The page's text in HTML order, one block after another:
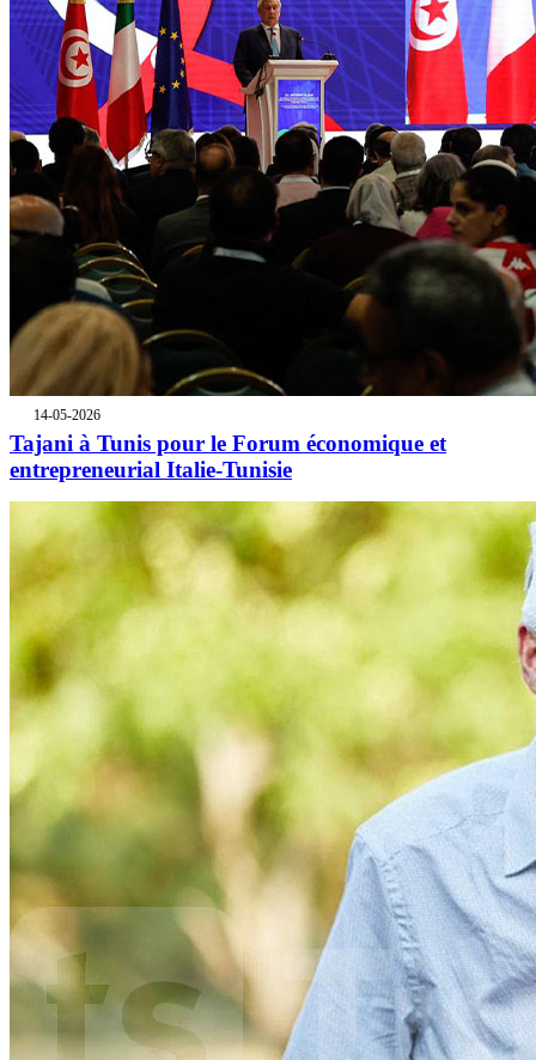
14-05-2026
Tajani à Tunis pour le Forum économique et
entrepreneurial Italie-Tunisie